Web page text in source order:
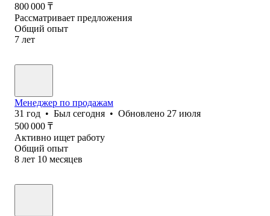
800 000 ₸
Рассматривает предложения
Общий опыт
7 лет
Менеджер по продажам
31 год • Был сегодня • Обновлено 27 июля
500 000 ₸
Активно ищет работу
Общий опыт
8 лет 10 месяцев